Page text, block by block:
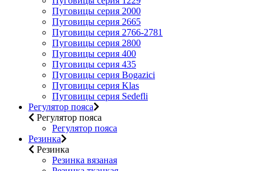
Пуговицы серия 2000
Пуговицы серия 2665
Пуговицы серия 2766-2781
Пуговицы серия 2800
Пуговицы серия 400
Пуговицы серия 435
Пуговицы серия Bogazici
Пуговицы серия Klas
Пуговицы серия Sedefli
Регулятор пояса
Регулятор пояса
Регулятор пояса
Резинка
Резинка
Резинка вязаная